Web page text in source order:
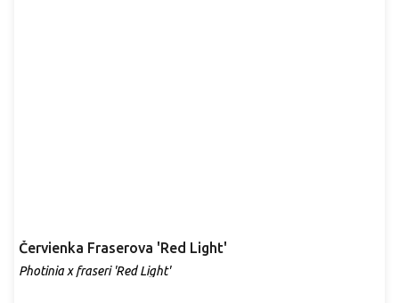
Červienka Fraserova 'Red Light'
Photinia x fraseri 'Red Light'